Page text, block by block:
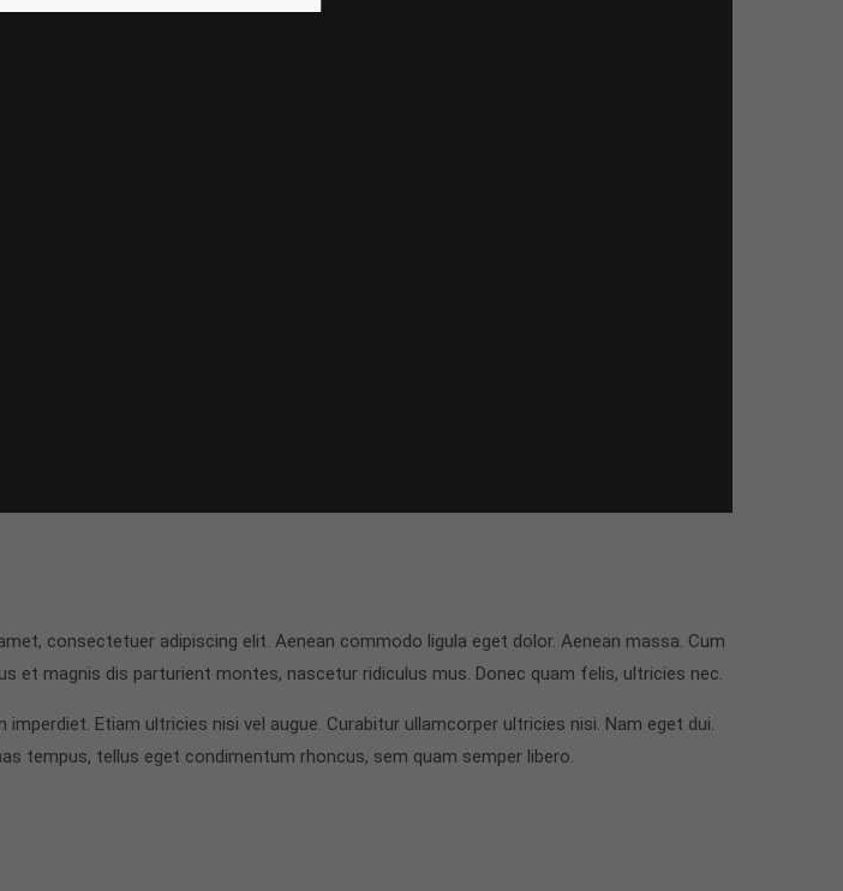
consectetuer adipiscing elit. Aenean commodo ligula eget dolor. Aenean massa. Cum
et magnis dis parturient montes, nascetur ridiculus mus. Donec quam felis, ultricies nec.
imperdiet. Etiam ultricies nisi vel augue. Curabitur ullamcorper ultricies nisi. Nam eget dui.
tempus, tellus eget condimentum rhoncus, sem quam semper libero.